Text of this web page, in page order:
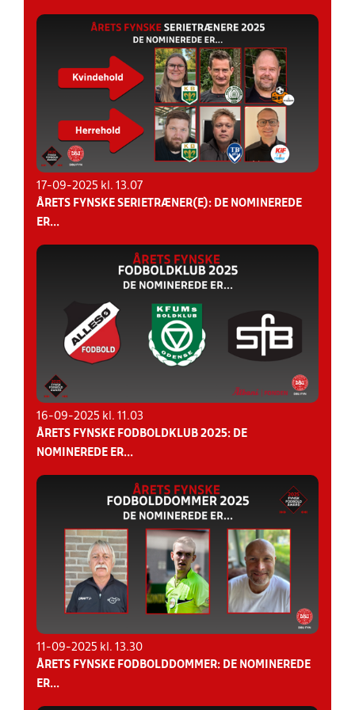
17-09-2025 kl. 13.07
ÅRETS FYNSKE SERIETRÆNER(E): DE NOMINEREDE
ER...
16-09-2025 kl. 11.03
ÅRETS FYNSKE FODBOLDKLUB 2025: DE
NOMINEREDE ER...
11-09-2025 kl. 13.30
ÅRETS FYNSKE FODBOLDDOMMER: DE NOMINEREDE
ER...